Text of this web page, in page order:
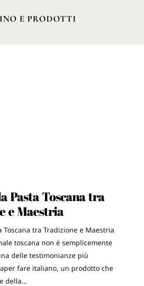
E PRODOTTI
Pasta Toscana tra
e Maestria
Toscana tra Tradizione e Maestria
toscana non è semplicemente
delle testimonianze più
fare italiano, un prodotto che
della...